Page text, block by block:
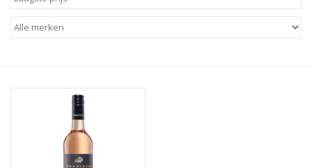
Masterclasses & Proeverijen
Wijnglazen - openers -karaffen